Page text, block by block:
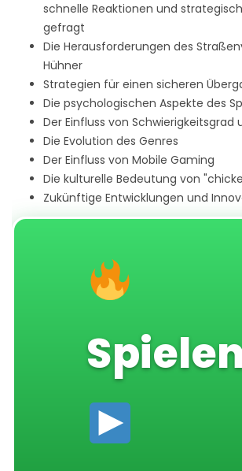
schnelle Reaktionen und
gefragt
Die Herausforderungen des
Hühner
Strategien für einen sicheren
Die psychologischen Aspekte des
Der Einfluss von Schwierigkeitsgrad
Die Evolution des Genres
Der Einfluss von Mobile Gaming
Die kulturelle Bedeutung von
Zukünftige Entwicklungen und